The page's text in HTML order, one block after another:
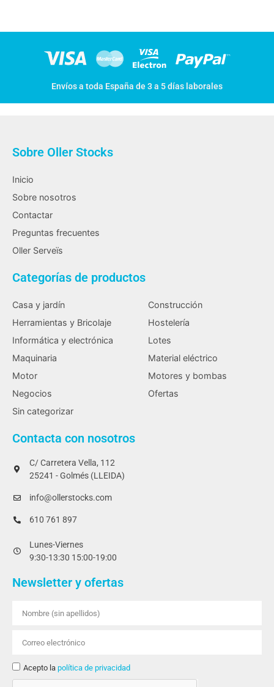
Envíos a toda España de 3 a 5 días laborales
Sobre Oller Stocks
Inicio
Sobre nosotros
Contactar
Preguntas frecuentes
Oller Serveïs
Categorías de productos
Casa y jardín
Construcción
Herramientas y Bricolaje
Hostelería
Informática y electrónica
Lotes
Maquinaria
Material eléctrico
Motor
Motores y bombas
Negocios
Ofertas
Sin categorizar
Contacta con nosotros
C/ Carretera Vella, 112
25241 - Golmés (LLEIDA)
info@ollerstocks.com
610 761 897
Lunes-Viernes
9:30-13:30 15:00-19:00
Newsletter y ofertas
Acepto la política de privacidad